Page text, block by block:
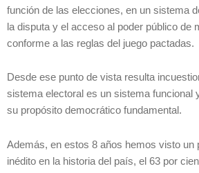
función de las elecciones, en un sistema
la disputa y el acceso al poder público de
conforme a las reglas del juego pactadas.
Desde ese punto de vista resulta
sistema electoral es un sistema funcional
su propósito democrático fundamental.
Además, en estos 8 años hemos visto un
inédito en la historia del país, el 63 por